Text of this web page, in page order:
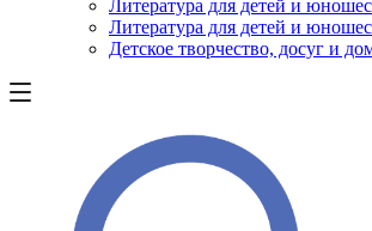
Литература для детей и
Литература для детей и
Детское творчество, досуг и